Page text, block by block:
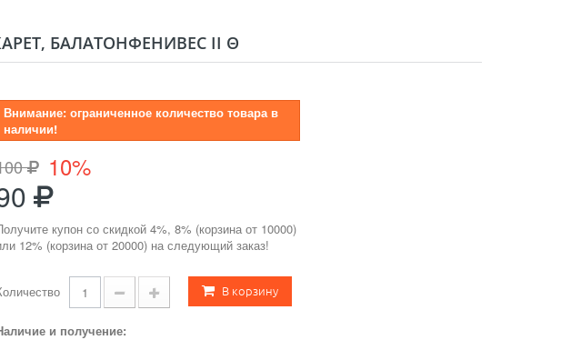
БАЛАТОНФЕНИВЕС II Θ
Внимание: ограниченное количество товара в
наличии!
10%
купон со скидкой 4%, 8% (корзина от 10000)
12% (корзина от 20000) на следующий заказ!
В корзину
и получение: